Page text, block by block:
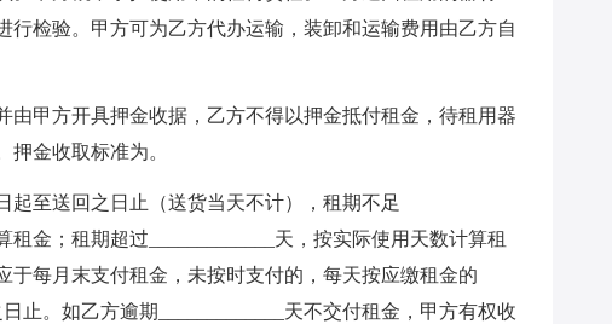
行检验。甲方可为乙方代办运输，装卸和运输费用由乙方自
由甲方开具押金收据，乙方不得以押金抵付租金，待租用器
金收取标准为。
起至送回之日止（送货当天不计），租期不足
租金；租期超过_____________天，按实际使用天数计算租
于每月末支付租金，未按时支付的，每天按应缴租金的
止。如乙方逾期_____________天不交付租金，甲方有权收